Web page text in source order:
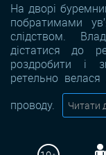
На дворі
побратимами
слідством.
дістатися до
роздробити і
ретельно велася
проводу.
Читати